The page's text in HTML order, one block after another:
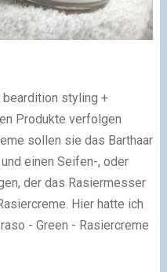
styling +
Produkte verfolgen
sollen sie das Barthaar
einen Seifen-, oder
der das Rasiermesser
Hier hatte ich
- Green - Rasiercreme